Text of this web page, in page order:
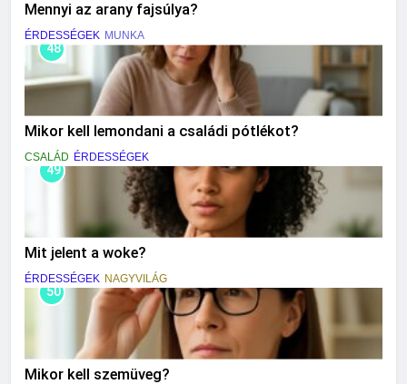
Mennyi az arany fajsúlya?
ÉRDESSÉGEK MUNKA
48
Mikor kell lemondani a családi pótlékot?
CSALÁD ÉRDESSÉGEK
49
Mit jelent a woke?
ÉRDESSÉGEK NAGYVILÁG
50
Mikor kell szemüveg?